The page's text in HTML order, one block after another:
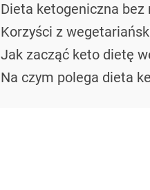
Dieta ketogeniczna bez
Korzyści z
Jak zacząć keto dietę
Na czym polega dieta